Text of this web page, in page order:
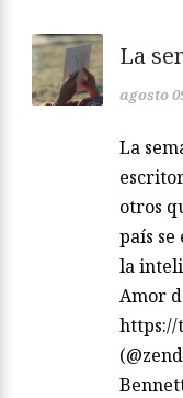
La
agosto
La
otros
país
la
Amor
https://